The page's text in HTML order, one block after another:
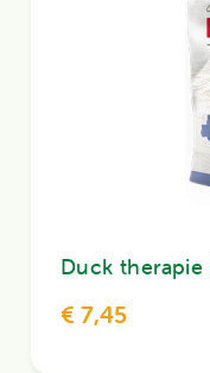
Duck therapie
€ 7,45